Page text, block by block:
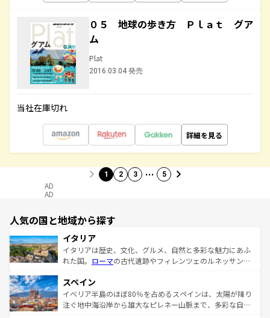
０５ 地球の歩き方 Ｐｌａｔ グア
ム
Plat
2016.03.04 発売
当社在庫切れ
詳細を見る
1 2 3 … 5
AD
AD
人気の国と地域から探す
イタリア
イタリアは歴史、文化、グルメ、自然と多彩な魅力にあふ
れた国。 ローマの古代遺跡やフィレンツェのルネッサンス
ろん、トスカーナの美しい田園風景やアマルフィ海岸の絶
景など、自然景観も見逃せない。観光の合間には、本場の
ピザやパスタなど、絶品のイタリア料理を堪能することも
スペイン
イベリア半島のほぼ80％を占めるスペインは、太陽が降り
注ぐ地中海沿岸から雄大なピレネー山脈まで、多彩な自然